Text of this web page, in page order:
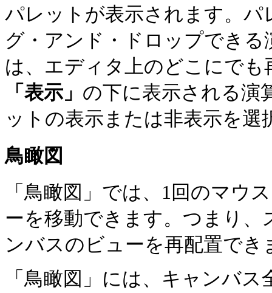
パレットが表示されます。
グ・アンド・ドロップでき
は、エディタ上のどこにで
「表示」 の下に表示される演
ットの表示または非表示を選
鳥瞰図
「鳥瞰図」では、1回のマウ
ーを移動できます。つまり
ンバスのビューを再配置でき
「鳥瞰図」には、キャンバ